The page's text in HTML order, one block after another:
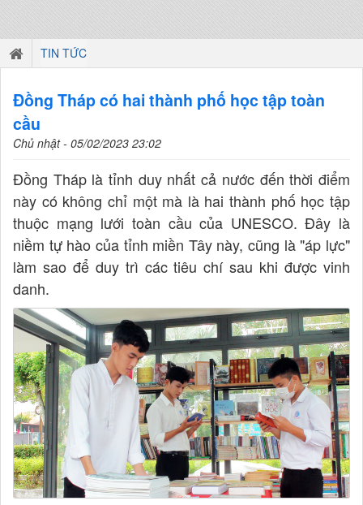
TIN TỨC
Đồng Tháp có hai thành phố học tập toàn
cầu
Chủ nhật - 05/02/2023 23:02
Đồng Tháp là tỉnh duy nhất cả nước đến thời điểm
này có không chỉ một mà là hai thành phố học tập
thuộc mạng lưới toàn cầu của UNESCO. Đây là
niềm tự hào của tỉnh miền Tây này, cũng là "áp lực"
làm sao để duy trì các tiêu chí sau khi được vinh
danh.